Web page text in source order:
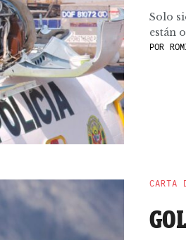
Solo
están
POR
CARTA